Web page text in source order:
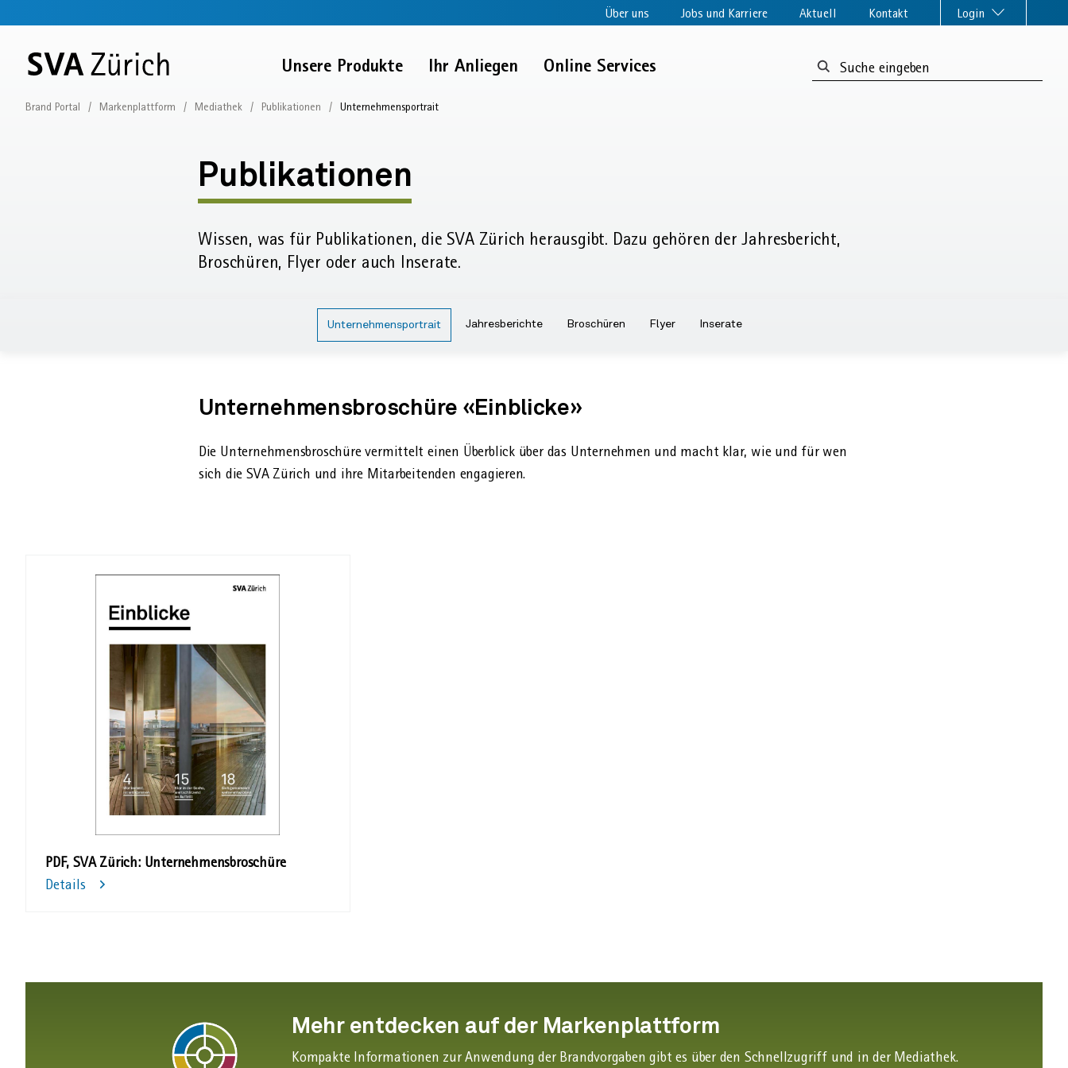
Navigation
Über uns Jobs und Karriere Aktuell Kontakt Login
Startseite
Unsere Produkte Ihr Anliegen Online Services Suchformular:
Unternehmensportrait
Brand Portal Markenplattform Mediathek Publikationen Unternehmensportrait
Publikationen:
Unternehmensportrait
Publikationen
Wissen, was für Publikationen, die SVA Zürich herausgibt. Dazu gehören der Jahresbericht,
Broschüren, Flyer oder auch Inserate.
Unternehmensportrait Jahresberichte Broschüren Flyer Inserate
Unternehmensbroschüre «Einblicke»
​Die Unternehmensbroschüre vermittelt einen Überblick über das Unternehmen und macht klar, wie und für wen
sich die SVA Zürich und ihre Mitarbeitenden engagieren.
PDF, SVA Zürich: Unternehmensbroschüre
Details
Mehr entdecken auf der Markenplattform
Kompakte Informationen zur Anwendung der Brandvorgaben gibt es über den Schnellzugriff und in der Mediathek.